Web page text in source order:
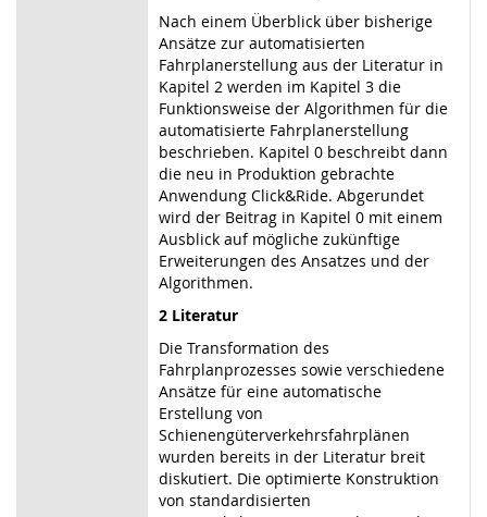
Nach einem Überblick über bisherige
Ansätze zur automatisierten
Fahrplanerstellung aus der Literatur in
Kapitel 2 werden im Kapitel 3 die
Funktionsweise der Algorithmen für die
automatisierte Fahrplanerstellung
beschrieben. Kapitel 0 beschreibt dann
die neu in Produktion gebrachte
Anwendung Click&Ride. Abgerundet
wird der Beitrag in Kapitel 0 mit einem
Ausblick auf mögliche zukünftige
Erweiterungen des Ansatzes und der
Algorithmen.
2 Literatur
Die Transformation des
Fahrplanprozesses sowie verschiedene
Ansätze für eine automatische
Erstellung von
Schienengüterverkehrsfahrplänen
wurden bereits in der Literatur breit
diskutiert. Die optimierte Konstruktion
von standardisierten